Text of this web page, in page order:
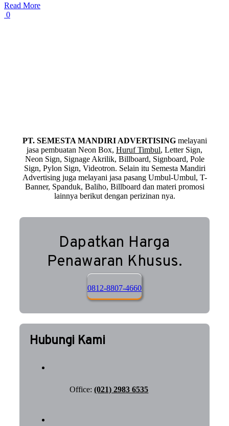
Read More
0
PT. SEMESTA MANDIRI ADVERTISINGmelayani
jasa pembuatan Neon Box, Huruf Timbul, Letter Sign,
Neon Sign, Signage Akrilik, Billboard, Signboard, Pole
Sign, Pylon Sign, Videotron. Selain itu Semesta Mandiri
Advertising juga melayani jasa pasang Umbul-Umbul, T-
Banner, Spanduk, Baliho, Billboard dan materi promosi
lainnya berikut dengan perizinan nya.
Dapatkan Harga
Penawaran Khusus.
0812-8807-4660
Hubungi Kami
Office:(021) 2983 6535